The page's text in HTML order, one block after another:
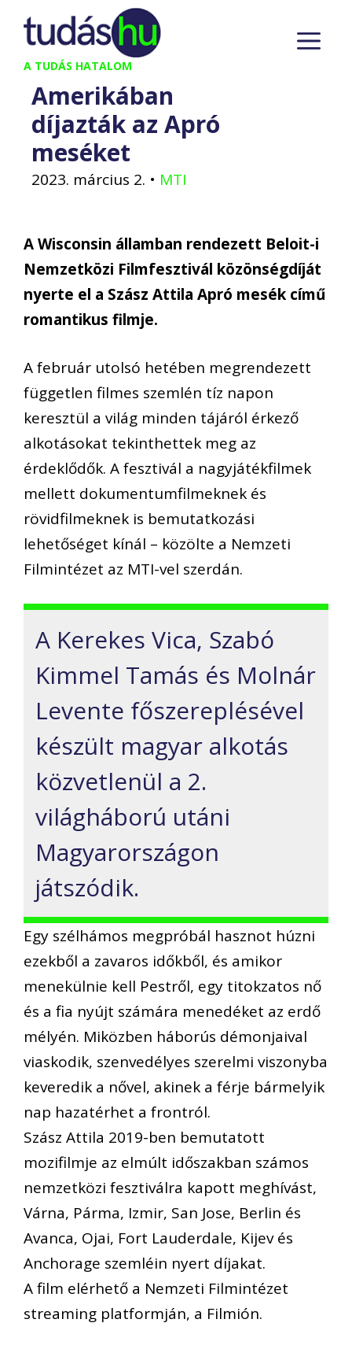
Kilépés
tartalomba
A TUDÁS HATALOM
Amerikában
díjazták az Apró
meséket
2023. március 2. • MTI
A Wisconsin államban rendezett Beloit-i
Nemzetközi Filmfesztivál közönségdíját
nyerte el a Szász Attila Apró mesék című
romantikus filmje.
A február utolsó hetében megrendezett
független filmes szemlén tíz napon
keresztül a világ minden tájáról érkező
alkotásokat tekinthettek meg az
érdeklődők. A fesztivál a nagyjátékfilmek
mellett dokumentumfilmeknek és
rövidfilmeknek is bemutatkozási
lehetőséget kínál – közölte a Nemzeti
Filmintézet az MTI-vel szerdán.
A Kerekes Vica, Szabó
Kimmel Tamás és Molnár
Levente főszereplésével
készült magyar alkotás
közvetlenül a 2.
világháború utáni
Magyarországon
játszódik.
Egy szélhámos megpróbál hasznot húzni
ezekből a zavaros időkből, és amikor
menekülnie kell Pestről, egy titokzatos nő
és a fia nyújt számára menedéket az erdő
mélyén. Miközben háborús démonjaival
viaskodik, szenvedélyes szerelmi viszonyba
keveredik a nővel, akinek a férje bármelyik
nap hazatérhet a frontról.
Szász Attila 2019-ben bemutatott
mozifilmje az elmúlt időszakban számos
nemzetközi fesztiválra kapott meghívást,
Várna, Párma, Izmir, San Jose, Berlin és
Avanca, Ojai, Fort Lauderdale, Kijev és
Anchorage szemléin nyert díjakat.
A film elérhető a Nemzeti Filmintézet
streaming platformján, a Filmión.